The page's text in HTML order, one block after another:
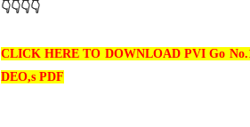
👇👇👇👇
CLICK HERE TO DOWNLOAD PVI Go
DEO,s PDF